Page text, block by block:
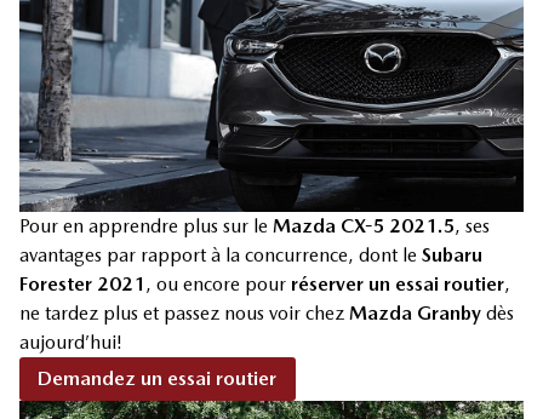
Pour en apprendre plus sur le Mazda CX-5 2021.5, ses
avantages par rapport à la concurrence, dont le Subaru
Forester 2021 , ou encore pour réserver un essai routier,
ne tardez plus et passez nous voir chez Mazda Granby dès
aujourd’hui!
Demandez un essai routier